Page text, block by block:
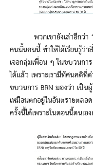
พวกเขายังเล่าอีกว่า “เ
คนนั้นคนนี้ ทำให้ได้เรียนรู้ว่
เจอกลุ่มเพื่อน ๆ ในขบวนกา
ได้แล้ว เพราะเรามีทัศนคติ
ขบวนการ BRN มองว่า เป็
เหมือนตกอยู่ในอันตรายตลอ
ครั้งนี้ได้เพราะในตอนนี้ตนเ